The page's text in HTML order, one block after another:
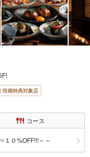
投稿特典対象店
コース
０%OFF!!!～～